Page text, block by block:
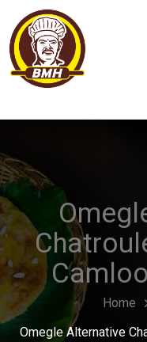
Home
Omegle Alternative